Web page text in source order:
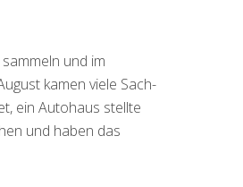
und im
kamen viele Sach-
ein Autohaus stellte
und haben das